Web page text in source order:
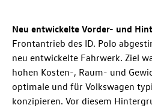
Neu entwickelte Vorder- und
Frontantrieb des ID. Polo
neu entwickelte Fahrwerk. Ziel
hohen Kosten-, Raum- und
optimale und für Volkswagen
konzipieren. Vor diesem